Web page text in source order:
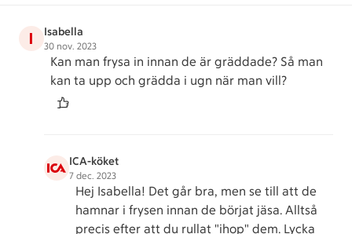
I Isabella
30 nov. 2023
Kan man frysa in innan de är gräddade? Så man
kan ta upp och grädda i ugn när man vill?
ICA-köket
7 dec. 2023
Hej Isabella! Det går bra, men se till att de
hamnar i frysen innan de börjat jäsa. Alltså
precis efter att du rullat "ihop" dem. Lycka